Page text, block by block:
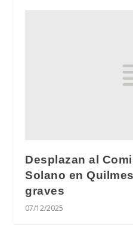
Desplazan al
Solano en
graves
07/12/2025